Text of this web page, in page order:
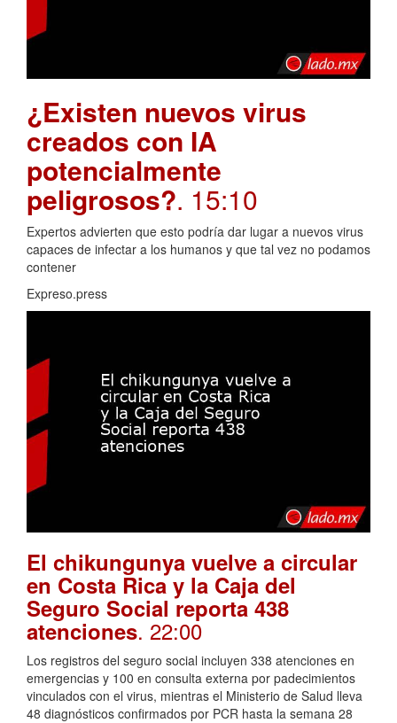
¿Existen nuevos virus
creados con IA
potencialmente
peligrosos?. 15:10
Expertos advierten que esto podría dar lugar a nuevos virus
capaces de infectar a los humanos y que tal vez no podamos
contener
Expreso.press
El chikungunya vuelve a circular
en Costa Rica y la Caja del
Seguro Social reporta 438
atenciones. 22:00
Los registros del seguro social incluyen 338 atenciones en
emergencias y 100 en consulta externa por padecimientos
vinculados con el virus, mientras el Ministerio de Salud lleva
48 diagnósticos confirmados por PCR hasta la semana 28